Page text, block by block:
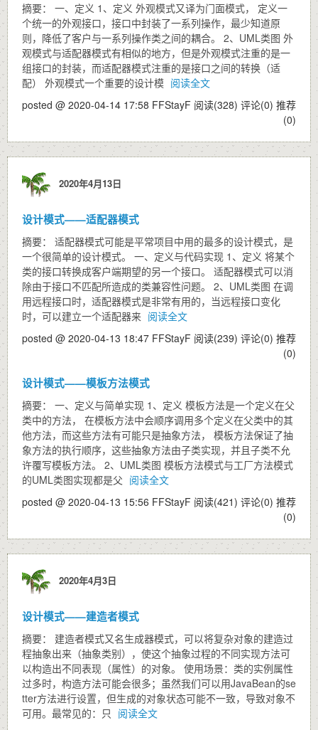
摘要： 一、定义 1、定义 外观模式又译为门面模式， 定义一
个统一的外观接口，接口中封装了一系列操作，最少知道原
则，降低了客户与一系列操作类之间的耦合。 2、UML类图 外
观模式与适配器模式有相似的地方，但是外观模式注重的是一
组接口的封装，而适配器模式注重的是接口之间的转换（适
配） 外观模式一个重要的设计模 阅读全文
posted @ 2020-04-14 17:58 FFStayF 阅读(328) 评论(0) 推荐
(0)
2020年4月13日
设计模式——适配器模式
摘要： 适配器模式可能是平常项目中用的最多的设计模式，是
一个很简单的设计模式。 一、定义与代码实现 1、定义 将某个
类的接口转换成客户端期望的另一个接口。 适配器模式可以消
除由于接口不匹配所造成的类兼容性问题。 2、UML类图 在调
用远程接口时，适配器模式是非常有用的，当远程接口变化
时，可以建立一个适配器来 阅读全文
posted @ 2020-04-13 18:47 FFStayF 阅读(239) 评论(0) 推荐
(0)
设计模式——模板方法模式
摘要： 一、定义与简单实现 1、定义 模板方法是一个定义在父
类中的方法， 在模板方法中会顺序调用多个定义在父类中的其
他方法，而这些方法有可能只是抽象方法， 模板方法保证了抽
象方法的执行顺序，这些抽象方法由子类实现，并且子类不允
许覆写模板方法。 2、UML类图 模板方法模式与工厂方法模式
的UML类图实现都是父 阅读全文
posted @ 2020-04-13 15:56 FFStayF 阅读(421) 评论(0) 推荐
(0)
2020年4月3日
设计模式——建造者模式
摘要： 建造者模式又名生成器模式，可以将复杂对象的建造过
程抽象出来（抽象类别），使这个抽象过程的不同实现方法可
以构造出不同表现（属性）的对象。 使用场景：类的实例属性
过多时，构造方法可能会很多；虽然我们可以用JavaBean的se
tter方法进行设置，但生成的对象状态可能不一致，导致对象不
可用。最常见的：只 阅读全文